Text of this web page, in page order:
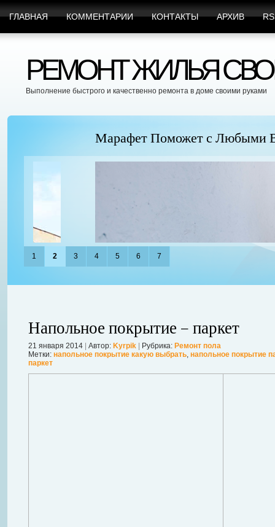
ГЛАВНАЯ КОММЕНТАРИИ КОНТАКТЫ АРХИВ
РЕМОНТ ЖИЛЬЯ
Выполнение быстрого и качественно ремонта в доме своими руками
Марафет Поможет с Любыми Видами
1 2 3 4 5 6 7
Напольное покрытие – паркет
21 января 2014 Автор: Kyrpik Рубрика: Ремонт пола
Метки: напольное покрытие какую выбрать, напольное покрытие
паркет